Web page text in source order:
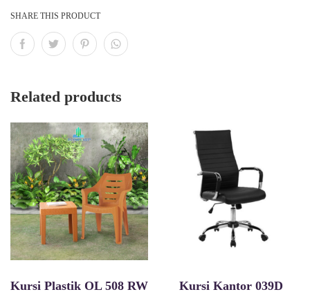
SHARE THIS PRODUCT
Related products
Kursi Plastik OL 508 RW Kursi Kantor 039D